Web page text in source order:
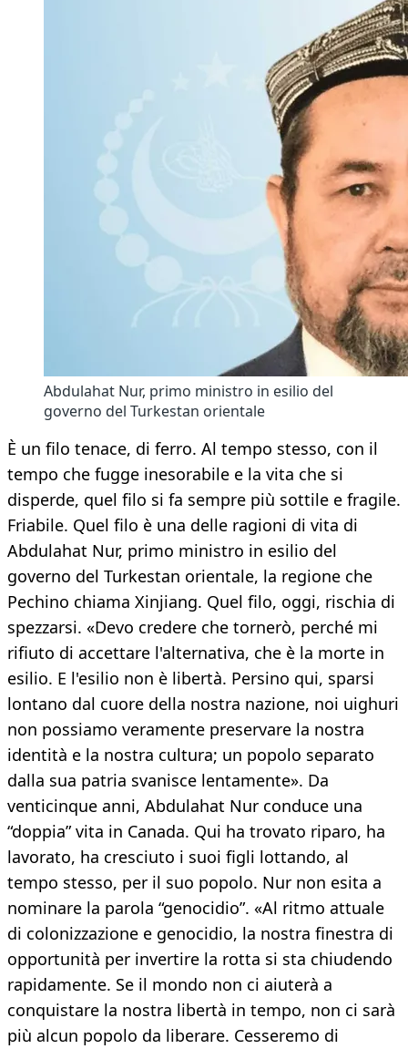
Abdulahat Nur, primo ministro in esilio del
governo del Turkestan orientale
È un filo tenace, di ferro. Al tempo stesso, con il
tempo che fugge inesorabile e la vita che si
disperde, quel filo si fa sempre più sottile e fragile.
Friabile. Quel filo è una delle ragioni di vita di
Abdulahat Nur, primo ministro in esilio del
governo del Turkestan orientale, la regione che
Pechino chiama Xinjiang. Quel filo, oggi, rischia di
spezzarsi. «Devo credere che tornerò, perché mi
rifiuto di accettare l'alternativa, che è la morte in
esilio. E l'esilio non è libertà. Persino qui, sparsi
lontano dal cuore della nostra nazione, noi uighuri
non possiamo veramente preservare la nostra
identità e la nostra cultura; un popolo separato
dalla sua patria svanisce lentamente». Da
venticinque anni, Abdulahat Nur conduce una
“doppia” vita in Canada. Qui ha trovato riparo, ha
lavorato, ha cresciuto i suoi figli lottando, al
tempo stesso, per il suo popolo. Nur non esita a
nominare la parola “genocidio”. «Al ritmo attuale
di colonizzazione e genocidio, la nostra finestra di
opportunità per invertire la rotta si sta chiudendo
rapidamente. Se il mondo non ci aiuterà a
conquistare la nostra libertà in tempo, non ci sarà
più alcun popolo da liberare. Cesseremo di